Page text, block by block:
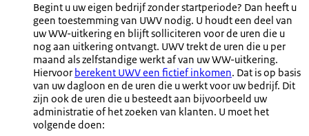
Begint u uw eigen bedrijf zonder startperiode? Dan heeft u
geen toestemming van UWV nodig. U houdt een deel van
uw WW-uitkering en blijft solliciteren voor de uren die u
nog aan uitkering ontvangt. UWV trekt de uren die u per
maand als zelfstandige werkt af van uw WW-uitkering.
Hiervoor berekent UWV een fictief inkomen. Dat is op basis
van uw dagloon en de uren die u werkt voor uw bedrijf. Dit
zijn ook de uren die u besteedt aan bijvoorbeeld uw
administratie of het zoeken van klanten. U moet het
volgende doen: